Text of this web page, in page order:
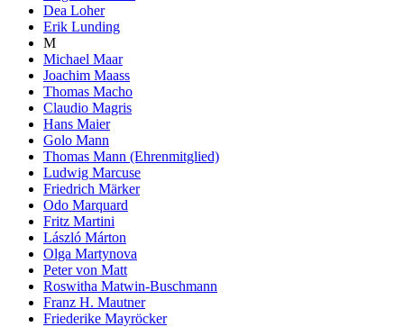
Dea Loher
Erik Lunding
M
Michael Maar
Joachim Maass
Thomas Macho
Claudio Magris
Hans Maier
Golo Mann
Thomas Mann (Ehrenmitglied)
Ludwig Marcuse
Friedrich Märker
Odo Marquard
Fritz Martini
László Márton
Olga Martynova
Peter von Matt
Roswitha Matwin-Buschmann
Franz H. Mautner
Friederike Mayröcker